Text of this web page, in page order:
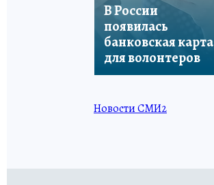
В России
появилась
банковская карта
для волонтеров
Новости СМИ2